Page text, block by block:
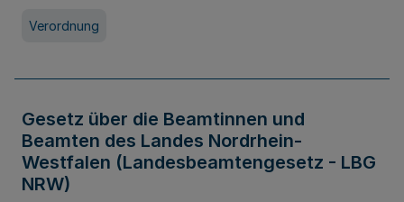
Verordnung
Gesetz über die Beamtinnen und
Beamten des Landes Nordrhein-
Westfalen (Landesbeamtengesetz - LBG
NRW)